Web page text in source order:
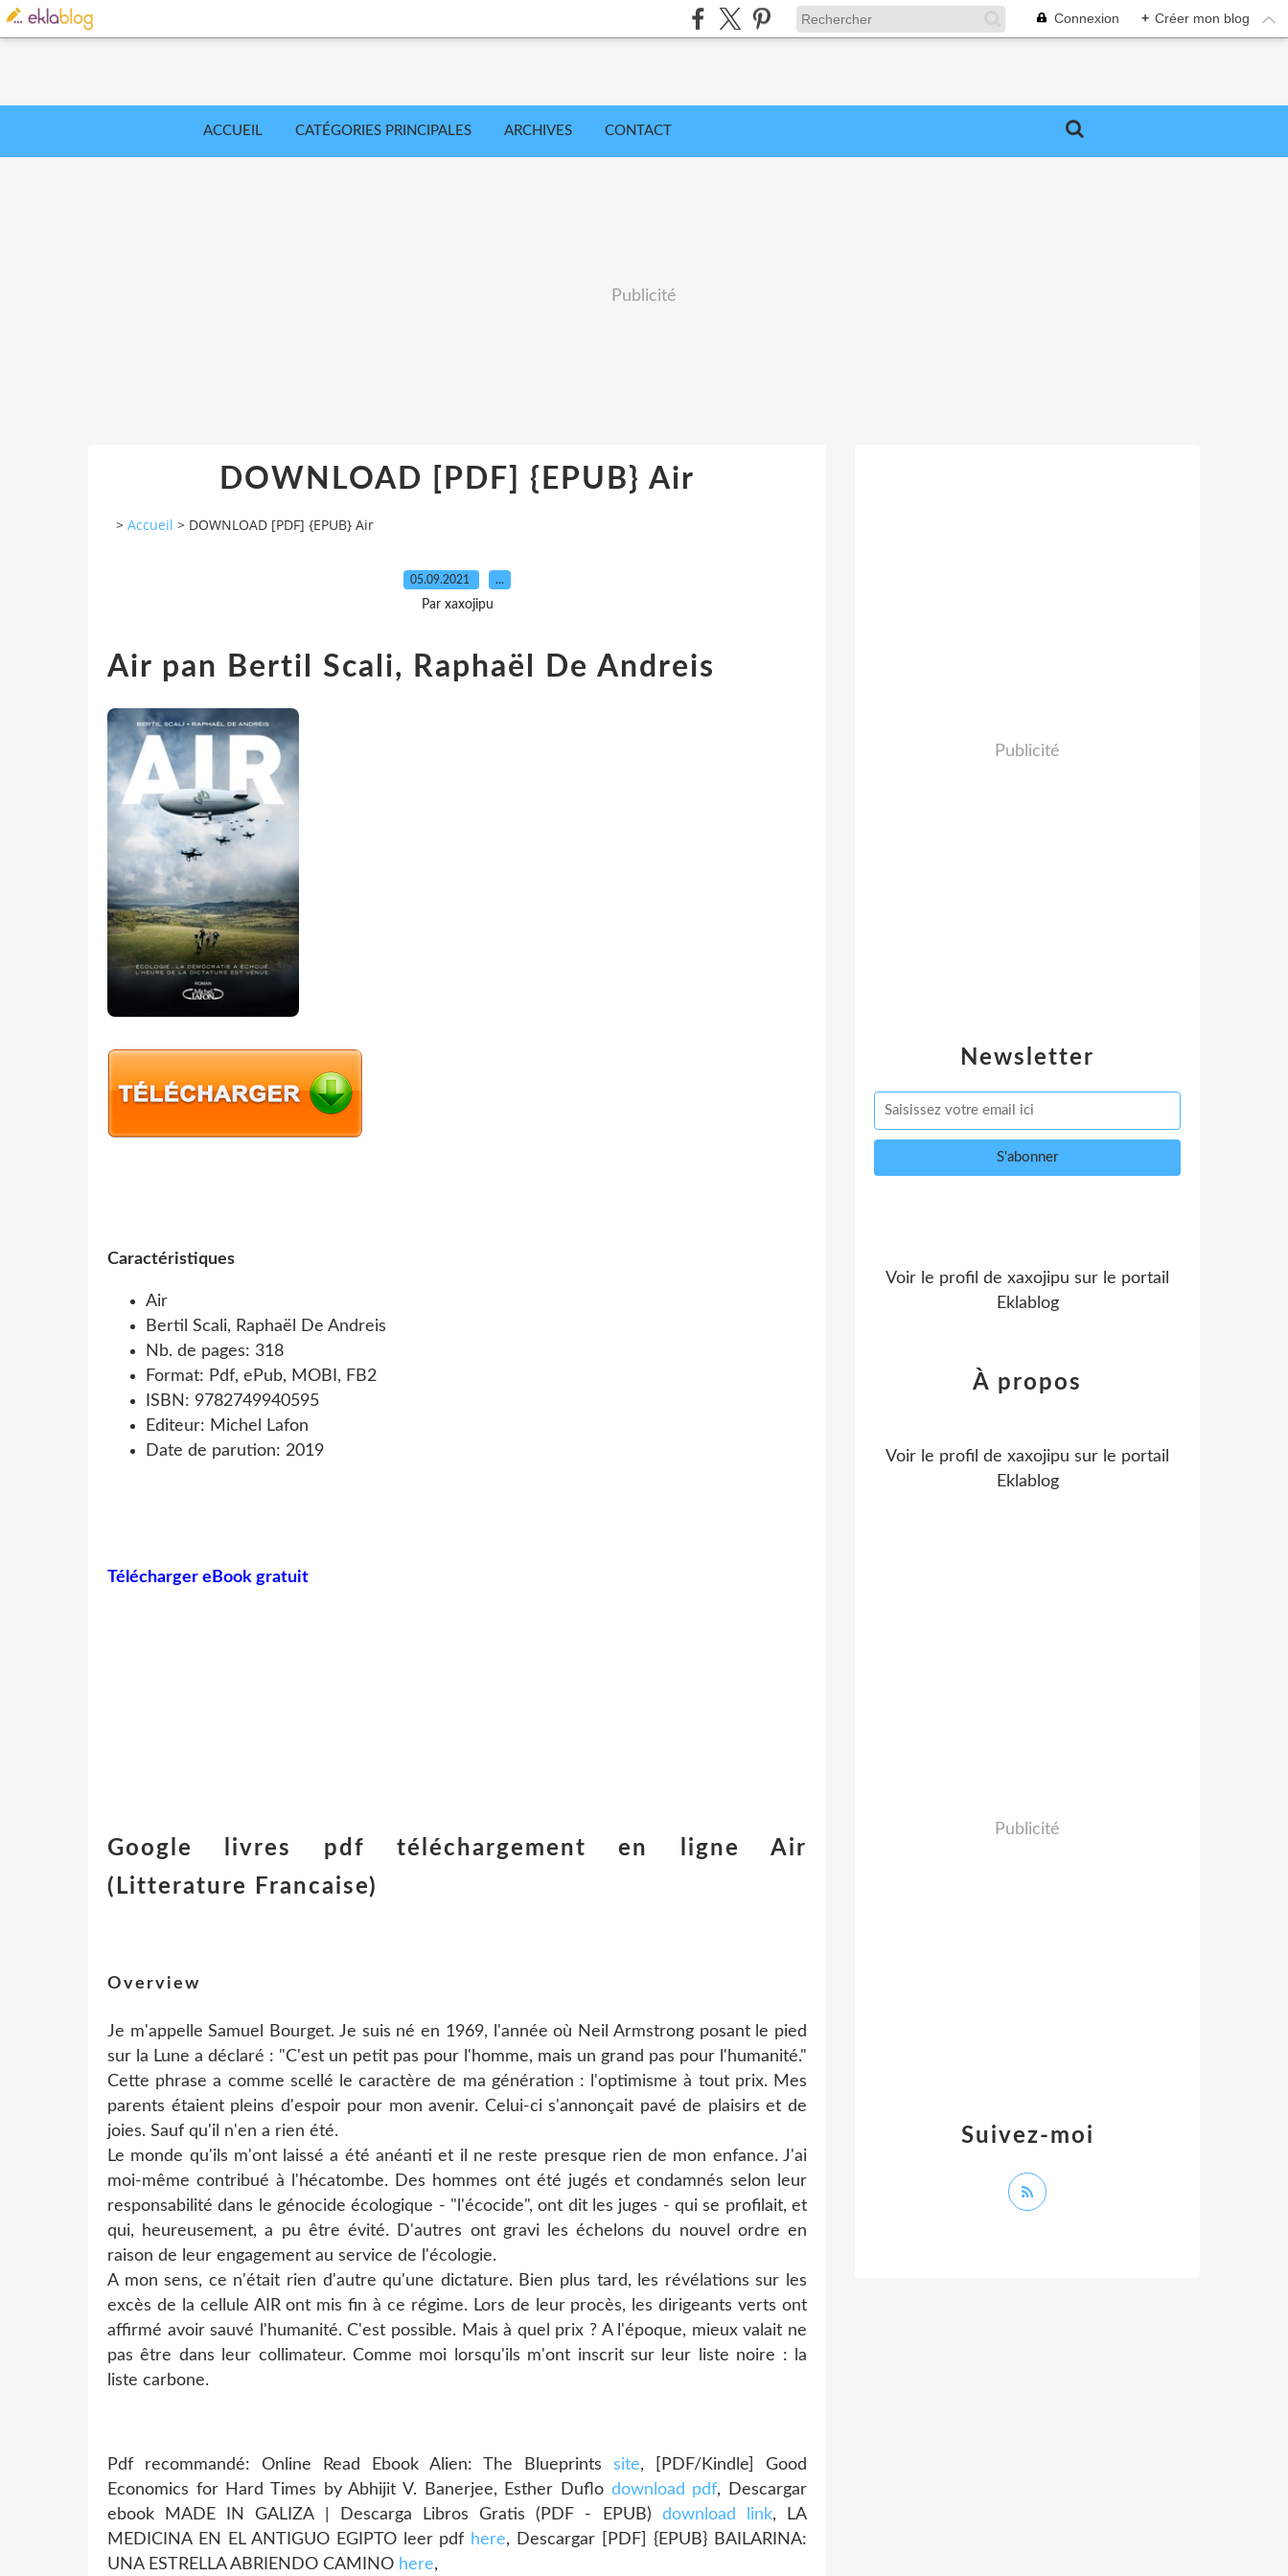
Connexion + Créer mon blog
ACCUEIL CATÉGORIES PRINCIPALES ARCHIVES CONTACT
Publicité
DOWNLOAD [PDF] {EPUB} Air
> Accueil > DOWNLOAD [PDF] {EPUB} Air
05.09.2021 …
Par xaxojipu
Air pan Bertil Scali, Raphaël De Andreis
Caractéristiques
Air
Bertil Scali, Raphaël De Andreis
Nb. de pages: 318
Format: Pdf, ePub, MOBI, FB2
ISBN: 9782749940595
Editeur: Michel Lafon
Date de parution: 2019
Télécharger eBook gratuit
Google livres pdf téléchargement en ligne Air
(Litterature Francaise)
Overview
Je m'appelle Samuel Bourget. Je suis né en 1969, l'année où Neil Armstrong posant le pied
sur la Lune a déclaré : "C'est un petit pas pour l'homme, mais un grand pas pour l'humanité."
Cette phrase a comme scellé le caractère de ma génération : l'optimisme à tout prix. Mes
parents étaient pleins d'espoir pour mon avenir. Celui-ci s'annonçait pavé de plaisirs et de
joies. Sauf qu'il n'en a rien été.
Le monde qu'ils m'ont laissé a été anéanti et il ne reste presque rien de mon enfance. J'ai
moi-même contribué à l'hécatombe. Des hommes ont été jugés et condamnés selon leur
responsabilité dans le génocide écologique - "l'écocide", ont dit les juges - qui se profilait, et
qui, heureusement, a pu être évité. D'autres ont gravi les échelons du nouvel ordre en
raison de leur engagement au service de l'écologie.
A mon sens, ce n'était rien d'autre qu'une dictature. Bien plus tard, les révélations sur les
excès de la cellule AIR ont mis fin à ce régime. Lors de leur procès, les dirigeants verts ont
affirmé avoir sauvé l'humanité. C'est possible. Mais à quel prix ? A l'époque, mieux valait ne
pas être dans leur collimateur. Comme moi lorsqu'ils m'ont inscrit sur leur liste noire : la
liste carbone.
Pdf recommandé: Online Read Ebook Alien: The Blueprints site, [PDF/Kindle] Good
Economics for Hard Times by Abhijit V. Banerjee, Esther Duflo download pdf, Descargar
ebook MADE IN GALIZA | Descarga Libros Gratis (PDF - EPUB) download link, LA
MEDICINA EN EL ANTIGUO EGIPTO leer pdf here, Descargar [PDF] {EPUB} BAILARINA:
UNA ESTRELLA ABRIENDO CAMINO here,
Newsletter
Publicité
Voir le profil de xaxojipu sur le portail
Eklablog
Suivez-moi
À propos
Voir le profil de xaxojipu sur le portail
Eklablog
Publicité